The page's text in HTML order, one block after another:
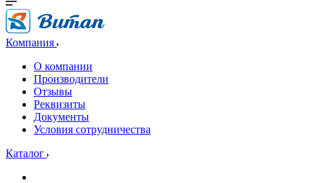
Компания
О компании
Производители
Отзывы
Реквизиты
Документы
Условия сотрудничества
Каталог